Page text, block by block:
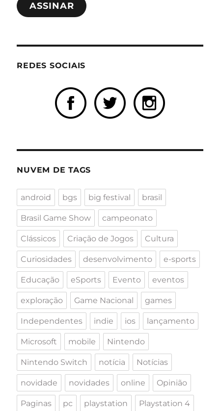
mailASSINAR
REDES SOCIAIS
NUVEM DE TAGS
android bgs big festival brasil
Brasil Game Show campeonato
Clássicos Criação de Jogos Cultura
Curiosidades desenvolvimento e-sports
Educação eSports Evento eventos
exploração Game Nacional games
Independentes indie ios lançamento
Microsoft mobile Nintendo
Nintendo Switch notícia Notícias
novidade novidades online Opinião
Paginas pc playstation Playstation 4